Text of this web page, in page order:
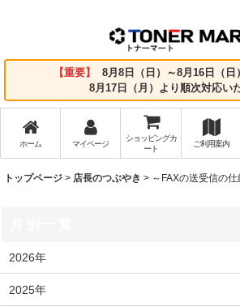
【重要】
8月8日（日）～8月16日（日
8月17日（月）より順次対応い
ホーム マイページ
ショッピングカ
ート
ご利用案内
トップページ > 店長のつぶやき > ～FAXの送受信の
2026年
2025年